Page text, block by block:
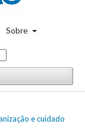
Sobre
e cuidado